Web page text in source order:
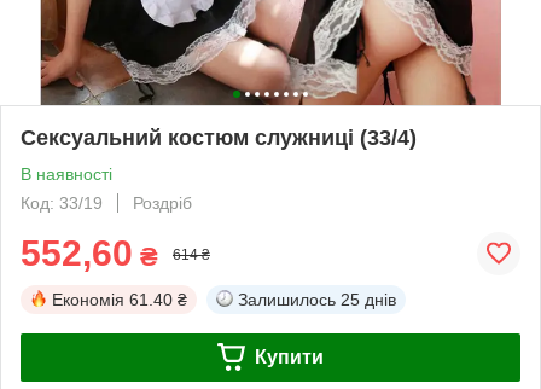
Сексуальний костюм служниці (33/4)
В наявності
Код: 33/19
Роздріб
552,60 ₴ 614 ₴
Економія 61.40 ₴ Залишилось 25 днів
Купити